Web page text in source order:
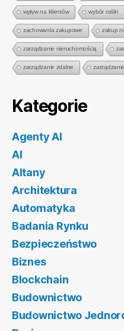
wpływ na klientów wybór roślin
zachowania zakupowe zakup
zarządzanie nieruchomością
zarządzanie zdalne
Kategorie
Agenty AI
AI
Altany
Architektura
Automatyka
Badania Rynku
Bezpieczeństwo
Biznes
Blockchain
Budownictwo
Budownictwo